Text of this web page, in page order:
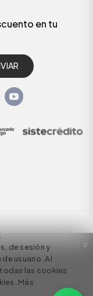
de sesión y
usuario. Al
las cookies
Más
en tu
6 Dirección: Carrera 50 #